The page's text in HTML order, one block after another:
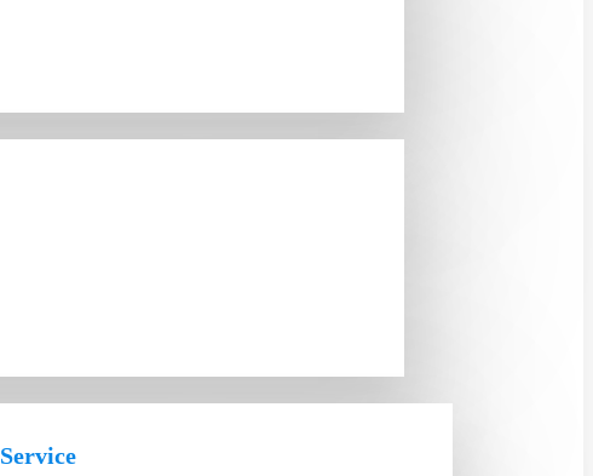
Service